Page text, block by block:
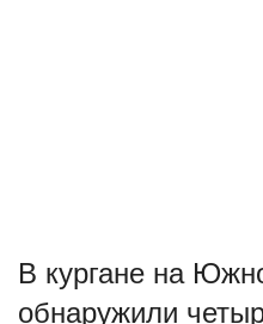
В кургане на
обнаружили